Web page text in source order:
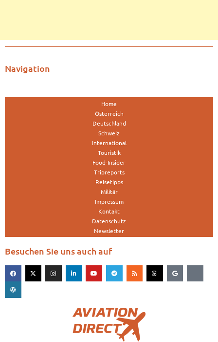
Navigation
Home
Österreich
Deutschland
Schweiz
International
Touristik
Food-Insider
Tripreports
Reisetipps
Militär
Impressum
Kontakt
Datenschutz
Newsletter
Besuchen Sie uns auch auf